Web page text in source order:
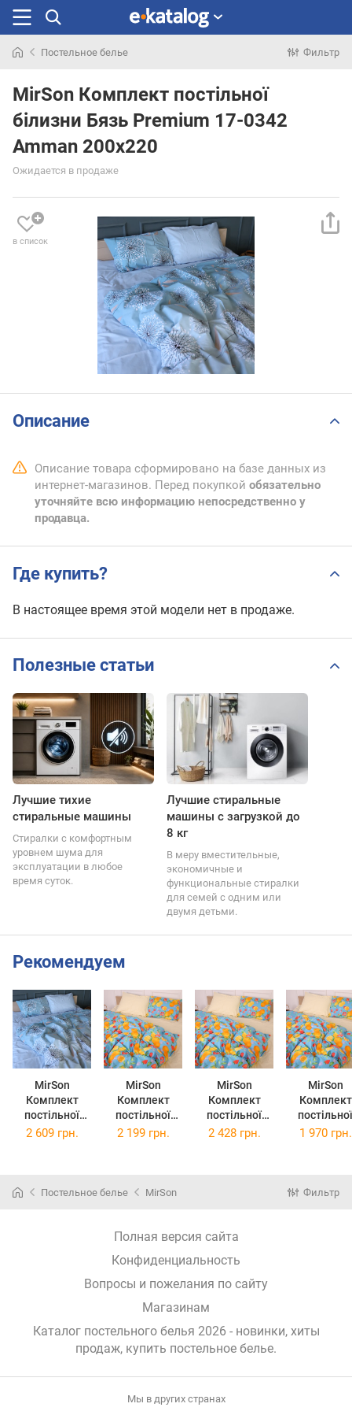
раньше
Постельное белье Фильтр
MirSon Комплект постільної
білизни Бязь Premium 17-0342
Amman 200х220
Ожидается в продаже
в список
Описание
Описание товара сформировано на базе данных из
интернет-магазинов. Перед покупкой обязательно
уточняйте всю информацию непосредственно у
продавца.
Где купить?
В настоящее время этой модели нет в продаже.
Полезные статьи
Лучшие тихие
стиральные машины
Стиралки с комфортным
уровнем шума для
эксплуатации в любое
время суток.
Лучшие стиральные
машины с загрузкой до
8 кг
В меру вместительные,
экономичные и
функциональные стиралки
для семей с одним или
двумя детьми.
Рекомендуем
MirSon
Комплект
постільної
білизни Бязь
MirSon
Комплект
постільної
білизни Сатин
MirSon
Комплект
постільної
білизни Сатин
MirSon
Комплект
постільної
білизни
2 609 грн. 2 199 грн. 2 428 грн. 1 970 грн.
Постельное белье MirSon Фильтр
Полная версия сайта
Конфиденциальность
Вопросы и пожелания по сайту
Магазинам
Каталог постельного белья 2026 - новинки, хиты
продаж, купить постельное белье.
Мы в других странах